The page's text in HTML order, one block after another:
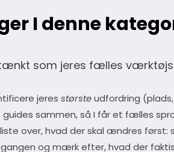
I denne
som jeres fælles
jeres størsteudfordring
sammen, så I får et fælles
over, hvad der skal ændres først:
og mærk efter, hvad der